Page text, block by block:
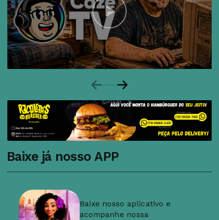
Baixe já nosso APP
Baixe nosso aplicativo e
acompanhe nossa